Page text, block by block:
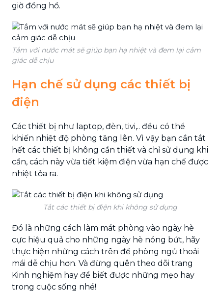
giờ đồng hồ.
Tắm với nước mát sẽ giúp bạn hạ nhiệt và đem lại cảm
giác dễ chịu
Hạn chế sử dụng các thiết bị
điện
Các thiết bị như laptop, đèn, tivi,.. đều có thể
khiến nhiệt độ phòng tăng lên. Vì vậy bạn cần tắt
hết các thiết bị không cần thiết và chỉ sử dụng khi
cần, cách này vừa tiết kiệm điện vừa hạn chế được
nhiệt tỏa ra.
Tắt các thiết bị điện khi không sử dụng
Đó là những cách làm mát phòng vào ngày hè
cực hiệu quả cho những ngày hè nóng bứt, hãy
thực hiện những cách trên để phòng ngủ thoải
mái dễ chịu hơn. Và đừng quên theo dõi trang
Kinh nghiệm hay để biết được những mẹo hay
trong cuộc sống nhé!